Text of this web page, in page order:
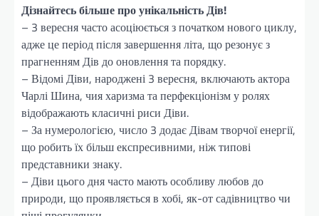
Дізнайтесь більше про унікальність Дів!
– 3 вересня часто асоціюється з початком нового циклу,
адже це період після завершення літа, що резонує з
прагненням Дів до оновлення та порядку.
– Відомі Діви, народжені 3 вересня, включають актора
Чарлі Шина, чия харизма та перфекціонізм у ролях
відображають класичні риси Діви.
– За нумерологією, число 3 додає Дівам творчої енергії,
що робить їх більш експресивними, ніж типові
представники знаку.
– Діви цього дня часто мають особливу любов до
природи, що проявляється в хобі, як-от садівництво чи